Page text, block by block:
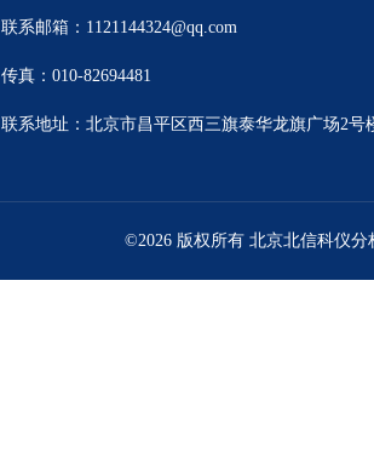
联系邮箱：1121144324@qq.com
传真：010-82694481
联系地址：北京市昌平区西三旗泰华龙旗广场2号
©2026 版权所有 北京北信科仪